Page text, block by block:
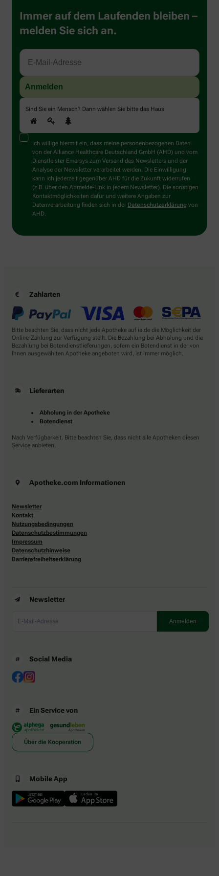
Immer auf dem Laufenden bleiben –
melden Sie sich an.
Sind Sie ein Mensch? Dann wählen Sie bitte das Haus
Ich willige hiermit ein, dass meine personenbezogenen Daten
von der Alliance Healthcare Deutschland GmbH (AHD) und vom
Dienstleister Emarsys zum Versand des Newsletters und der
Analyse der Newsletter verarbeitet werden. Die Einwilligung
kann ich jederzeit gegenüber AHD für die Zukunft widerrufen
(z.B. über den Abmelde-Link in jedem Newsletter). Die sonstigen
Kontaktmöglichkeiten dafür und weitere Angaben zur
Datenverarbeitung finden sich in der Datenschutzerklärung von
AHD.
Zahlarten
Bitte beachten Sie, dass nicht jede Apotheke auf ia.de die Möglichkeit der
Online-Zahlung zur Verfügung stellt. Die Bezahlung bei Abholung und die
Bezahlung bei Botendienstlieferungen, sofern ein Botendienst in der von
Ihnen ausgewählten Apotheke angeboten wird, ist immer möglich.
Lieferarten
Abholung in der Apotheke
Botendienst
Nach Verfügbarkeit. Bitte beachten Sie, dass nicht alle Apotheken diesen
Service anbieten.
Apotheke.com Informationen
Newsletter
Kontakt
Nutzungsbedingungen
Datenschutzbestimmungen
Impressum
Datenschutzhinweise
Barrierefreiheitserklärung
Newsletter
Social Media
Ein Service von
Über die Kooperation
Mobile App